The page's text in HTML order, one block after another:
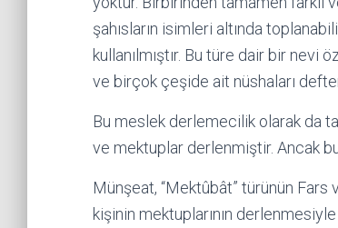
şahısların isimleri altında
kullanılmıştır. Bu türe dair bir nevi
ve birçok çeşide ait nüshaları
Bu meslek derlemecilik olarak da
ve mektuplar derlenmiştir. Ancak
Münşeat, “Mektûbât” türünün Fars
kişinin mektuplarının